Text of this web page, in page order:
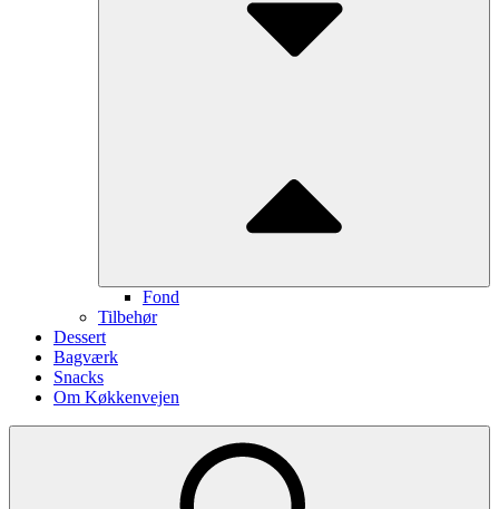
Fond
Tilbehør
Dessert
Bagværk
Snacks
Om Køkkenvejen